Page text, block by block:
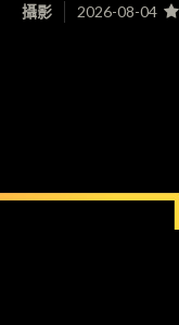
攝影 2026-08-04